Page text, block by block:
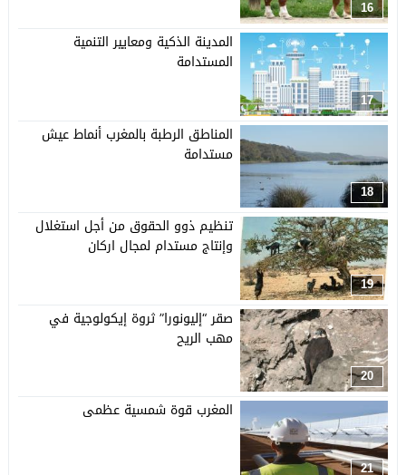
16
17
المدينة الذكية ومعايير التنمية
المستدامة
18
المناطق الرطبة بالمغرب أنماط عيش
مستدامة
19
تنظيم ذوو الحقوق من أجل استغلال
وإنتاج مستدام لمجال اركان
20
صقر “إليونورا” ثروة إيكولوجية في
مهب الريح
21
المغرب قوة شمسية عظمى